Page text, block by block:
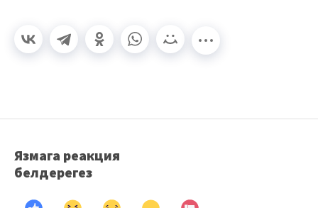
Язмага реакция
белдерегез